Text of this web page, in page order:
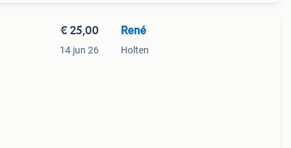
€ 25,00
14 jun 26
René
Holten